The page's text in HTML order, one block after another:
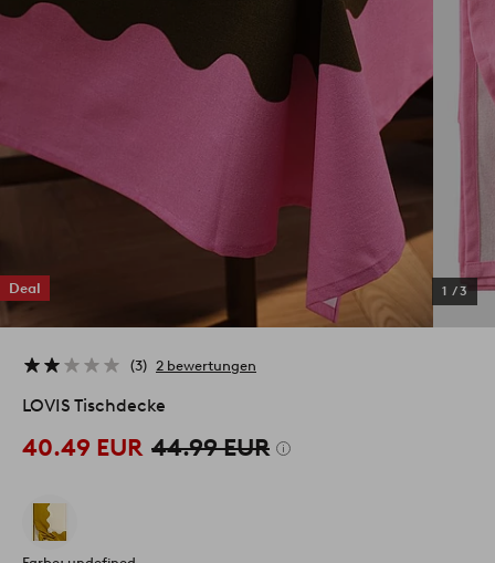
Deal 1 /3
3 2 bewertungen
LOVIS Tischdecke
40.49 EUR 44.99 EUR